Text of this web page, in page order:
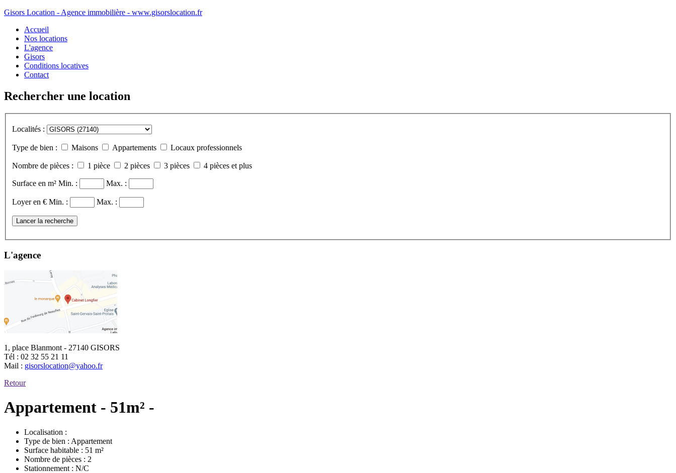
Gisors Location - Agence immobilière - www.gisorslocation.fr
Accueil
Nos locations
L'agence
Gisors
Conditions locatives
Contact
Rechercher une location
Localités :
Type de bien : Maisons Appartements Locaux professionnels
Nombre de pièces : 1 pièce 2 pièces 3 pièces 4 pièces et plus
Surface en m² Min. : Max. :
Loyer en € Min. : Max. :
Lancer la recherche
L'agence
1, place Blanmont - 27140 GISORS
Tél : 02 32 55 21 11
Mail : gisorslocation@yahoo.fr
Retour
Appartement - 51m² -
Localisation :
Type de bien : Appartement
Surface habitable : 51 m²
Nombre de pièces : 2
Stationnement : N/C